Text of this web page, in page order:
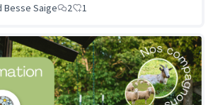
Besse Saige 2 1